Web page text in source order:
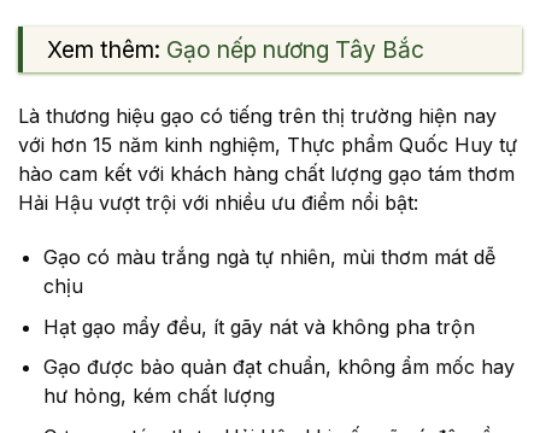
Xem thêm: Gạo nếp nương Tây Bắc
Là thương hiệu gạo có tiếng trên thị trường hiện nay
với hơn 15 năm kinh nghiệm, Thực phẩm Quốc Huy tự
hào cam kết với khách hàng chất lượng gạo tám thơm
Hải Hậu vượt trội với nhiều ưu điểm nổi bật:
Gạo có màu trắng ngà tự nhiên, mùi thơm mát dễ
chịu
Hạt gạo mẩy đều, ít gãy nát và không pha trộn
Gạo được bảo quản đạt chuẩn, không ẩm mốc hay
hư hỏng, kém chất lượng